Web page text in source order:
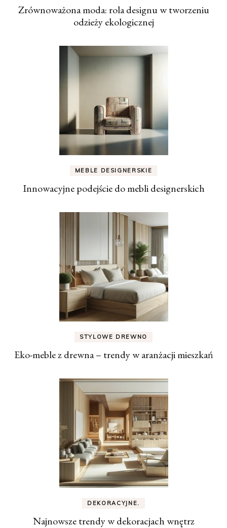
Zrównoważona moda: rola designu w tworzeniu
odzieży ekologicznej
MEBLE DESIGNERSKIE
Innowacyjne podejście do mebli designerskich
STYLOWE DREWNO
Eko-meble z drewna – trendy w aranżacji mieszkań
DEKORACYJNE.
Najnowsze trendy w dekoracjach wnętrz